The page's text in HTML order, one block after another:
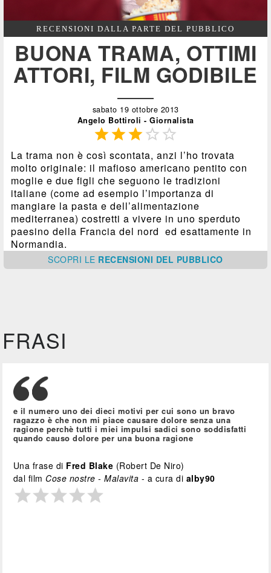
RECENSIONI DALLA PARTE DEL PUBBLICO
BUONA TRAMA, OTTIMI
ATTORI, FILM GODIBILE
sabato 19 ottobre 2013
Angelo Bottiroli - Giornalista
 
La trama non è così scontata, anzi l’ho trovata
molto originale: il mafioso americano pentito con
moglie e due figli che seguono le tradizioni
italiane (come ad esempio l’importanza di
mangiare la pasta e dell’alimentazione
mediterranea) costretti a vivere in uno sperduto
paesino della Francia del nord ed esattamente in
Normandia.
SCOPRI LE RECENSIONI DEL PUBBLICO
FRASI
e il numero uno dei dieci motivi per cui sono un bravo
ragazzo è che non mi piace causare dolore senza una
ragione perchè tutti i miei impulsi sadici sono soddisfatti
quando causo dolore per una buona ragione
Una frase di Fred Blake (Robert De Niro)
dal film Cose nostre - Malavita - a cura di alby90